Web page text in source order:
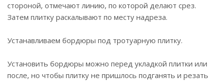
стороной, отмечают линию, по которой делают срез.
Затем плитку раскалывают по месту надреза.
Устанавливаем бордюры под тротуарную плитку.
Установить бордюры можно перед укладкой плитки или
после, но чтобы плитку не пришлось подганять и резать